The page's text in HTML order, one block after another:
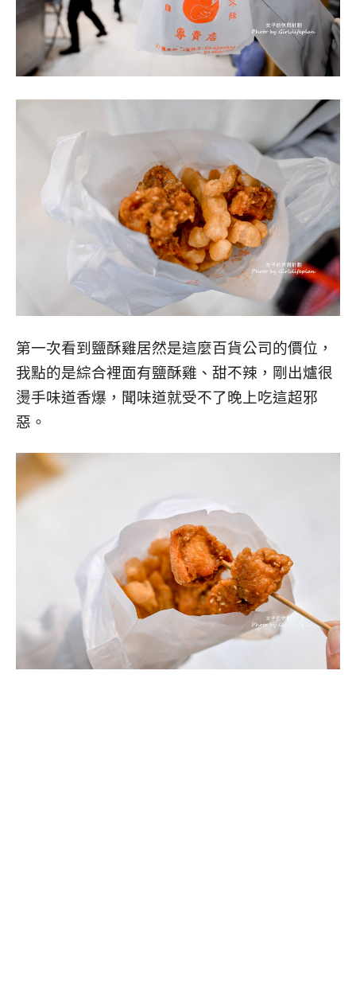
第一次看到鹽酥雞居然是這麼百貨公司的價位，
我點的是綜合裡面有鹽酥雞、甜不辣，剛出爐很
燙手味道香爆，聞味道就受不了晚上吃這超邪
惡。